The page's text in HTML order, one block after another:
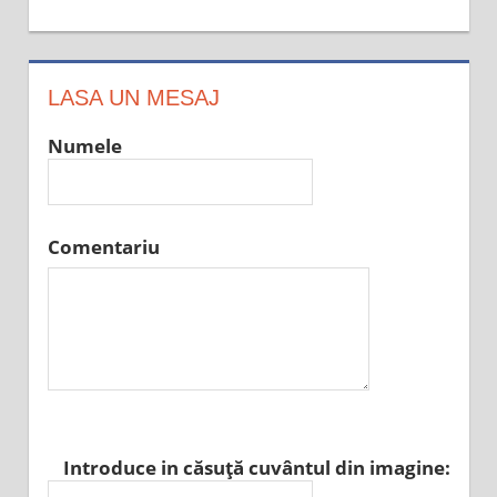
LASA UN MESAJ
Numele
Comentariu
Introduce in căsuţă cuvântul din imagine: